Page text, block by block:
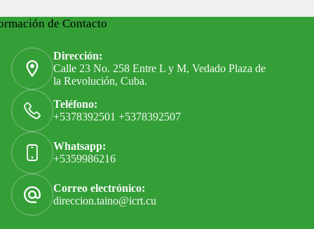
de Contacto
Dirección:
Calle 23 No. 258 Entre L y M, Vedado Plaza de
la Revolución, Cuba.
Teléfono:
+5378392501 +5378392507
Whatsapp:
+5359986216
Correo electrónico:
direccion.taino@icrt.cu